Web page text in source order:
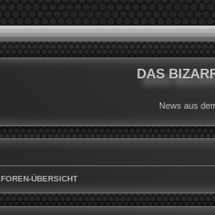
DAS
News aus
FOREN-ÜBERSICHT